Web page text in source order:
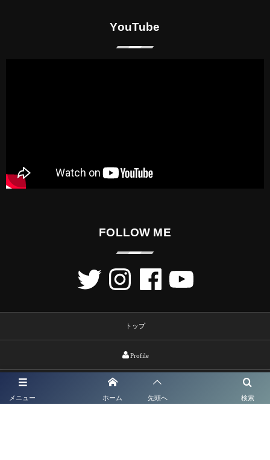
YouTube
FOLLOW ME
トップ
Profile
メニュー 検索
ホーム 先頭へ